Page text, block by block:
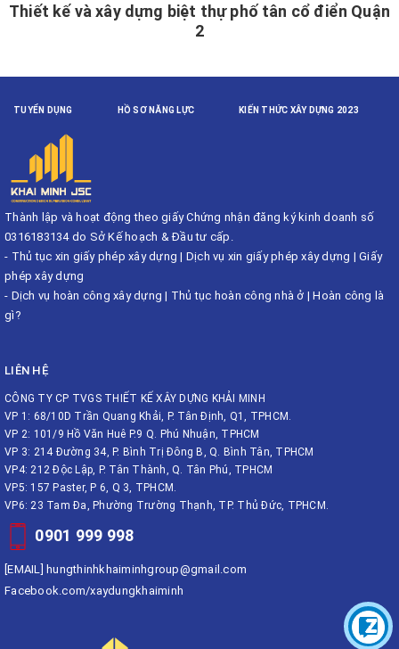
Thiết kế và xây dựng biệt thự phố tân cổ điển Quận
2
TUYỂN DỤNG HỒ SƠ NĂNG LỰC KIẾN THỨC XÂY DỰNG 2023
Thành lập và hoạt động theo giấy Chứng nhận đăng ký kinh doanh số
0316183134 do Sở Kế hoạch & Đầu tư cấp.
- Thủ tục xin giấy phép xây dựng | Dịch vụ xin giấy phép xây dựng | Giấy
phép xây dựng
- Dịch vụ hoàn công xây dựng | Thủ tục hoàn công nhà ở |Hoàn công là
gì?
LIÊN HỆ
CÔNG TY CP TVGS THIẾT KẾ XÂY DỰNG KHẢI MINH
VP 1: 68/10D Trần Quang Khải, P. Tân Định, Q1, TPHCM.
VP 2: 101/9 Hồ Văn Huê P.9 Q. Phú Nhuận, TPHCM
VP 3: 214 Đường 34, P. Bình Trị Đông B, Q. Bình Tân, TPHCM
VP4: 212 Độc Lập, P. Tân Thành, Q. Tân Phú, TPHCM
VP5: 157 Paster, P 6, Q 3, TPHCM.
VP6: 23 Tam Đa, Phường Trường Thạnh, TP. Thủ Đức, TPHCM.
0901 999 998
[EMAIL] hungthinhkhaiminhgroup@gmail.com
Facebook.com/xaydungkhaiminh